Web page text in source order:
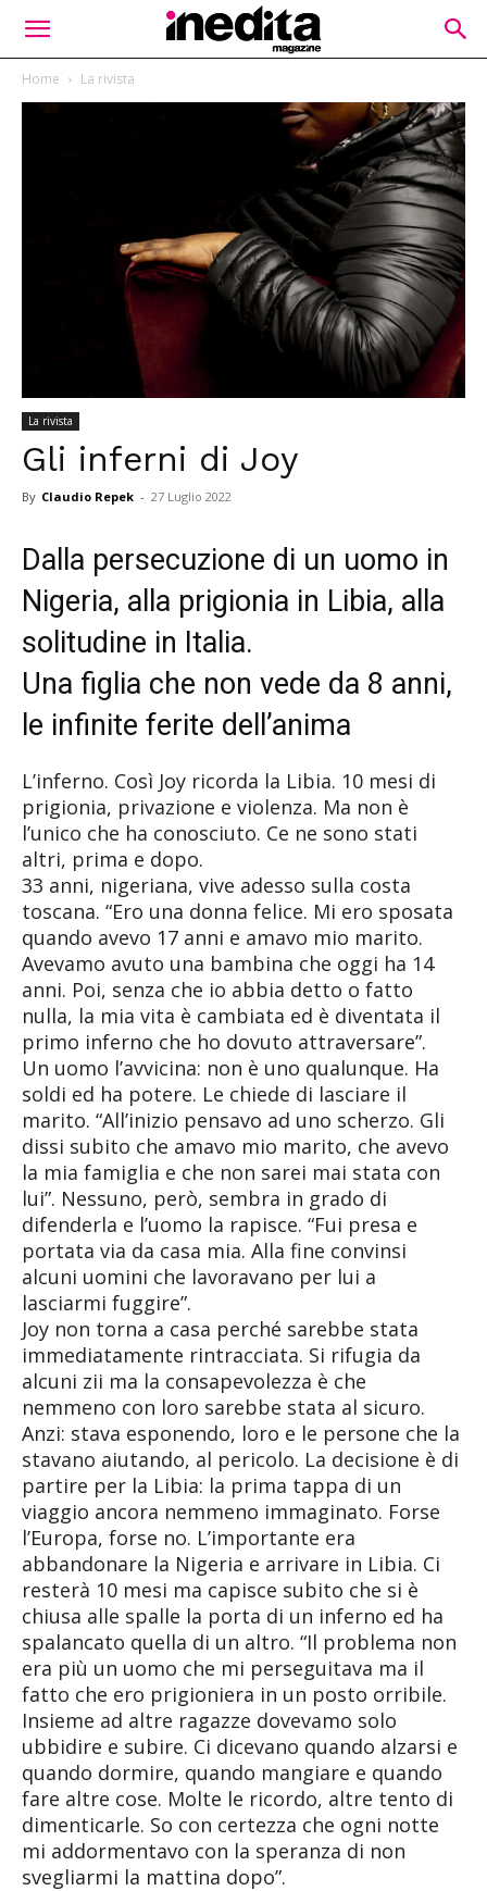
Home La rivista
La rivista
Gli inferni di Joy
By Claudio Repek - 27 Luglio 2022
Dalla persecuzione di un uomo in
Nigeria, alla prigionia in Libia, alla
solitudine in Italia.
Una figlia che non vede da 8 anni,
le infinite ferite dell’anima
L’inferno. Così Joy ricorda la Libia. 10 mesi di
prigionia, privazione e violenza. Ma non è
l’unico che ha conosciuto. Ce ne sono stati
altri, prima e dopo.
33 anni, nigeriana, vive adesso sulla costa
toscana. “Ero una donna felice. Mi ero sposata
quando avevo 17 anni e amavo mio marito.
Avevamo avuto una bambina che oggi ha 14
anni. Poi, senza che io abbia detto o fatto
nulla, la mia vita è cambiata ed è diventata il
primo inferno che ho dovuto attraversare”.
Un uomo l’avvicina: non è uno qualunque. Ha
soldi ed ha potere. Le chiede di lasciare il
marito. “All’inizio pensavo ad uno scherzo. Gli
dissi subito che amavo mio marito, che avevo
la mia famiglia e che non sarei mai stata con
lui”. Nessuno, però, sembra in grado di
difenderla e l’uomo la rapisce. “Fui presa e
portata via da casa mia. Alla fine convinsi
alcuni uomini che lavoravano per lui a
lasciarmi fuggire”.
Joy non torna a casa perché sarebbe stata
immediatamente rintracciata. Si rifugia da
alcuni zii ma la consapevolezza è che
nemmeno con loro sarebbe stata al sicuro.
Anzi: stava esponendo, loro e le persone che la
stavano aiutando, al pericolo. La decisione è di
partire per la Libia: la prima tappa di un
viaggio ancora nemmeno immaginato. Forse
l’Europa, forse no. L’importante era
abbandonare la Nigeria e arrivare in Libia. Ci
resterà 10 mesi ma capisce subito che si è
chiusa alle spalle la porta di un inferno ed ha
spalancato quella di un altro. “Il problema non
era più un uomo che mi perseguitava ma il
fatto che ero prigioniera in un posto orribile.
Insieme ad altre ragazze dovevamo solo
ubbidire e subire. Ci dicevano quando alzarsi e
quando dormire, quando mangiare e quando
fare altre cose. Molte le ricordo, altre tento di
dimenticarle. So con certezza che ogni notte
mi addormentavo con la speranza di non
svegliarmi la mattina dopo”.